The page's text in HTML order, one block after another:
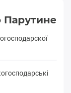
Парутине